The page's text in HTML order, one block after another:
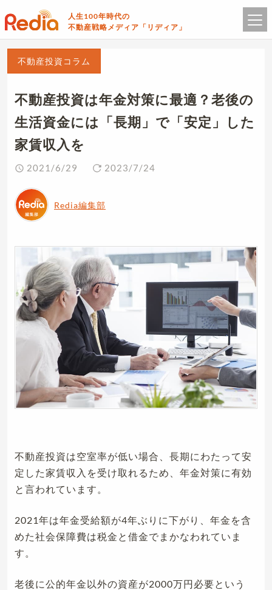
人生100年時代の
不動産戦略メディア「リディア」
不動産投資コラム
不動産投資は年金対策に最適？老後の
生活資金には「長期」で「安定」した
家賃収入を
2021/6/29 2023/7/24
Redia編集部
不動産投資は空室率が低い場合、長期にわたって安
定した家賃収入を受け取れるため、年金対策に有効
と言われています。
2021年は年金受給額が4年ぶりに下がり、年金を含
めた社会保障費は税金と借金でまかなわれていま
す。
老後に公的年金以外の資産が2000万円必要という